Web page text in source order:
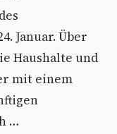
Januar. Über
Haushalte und
mit einem
…